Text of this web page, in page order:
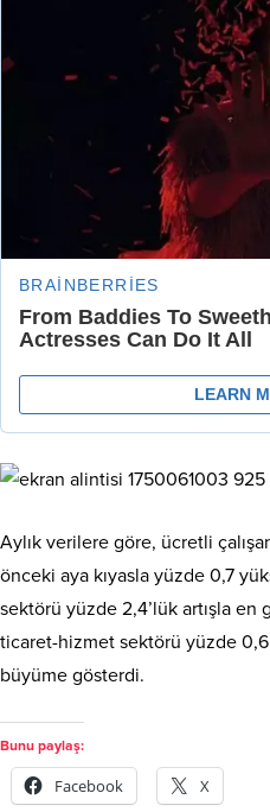
Aylık verilere göre, ücretli
önceki aya kıyasla yüzde 0,7
sektörü yüzde 2,4’lük artışla en
ticaret-hizmet sektörü yüzde
büyüme gösterdi.
Bunu paylaş:
Facebook X